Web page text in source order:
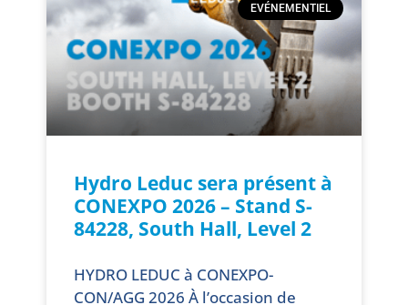
EVÉNEMENTIEL
Hydro Leduc sera présent à
CONEXPO 2026 – Stand S-
84228, South Hall, Level 2
HYDRO LEDUC à CONEXPO-
CON/AGG 2026 À l’occasion de